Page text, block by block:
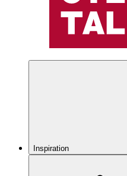
Inspiration